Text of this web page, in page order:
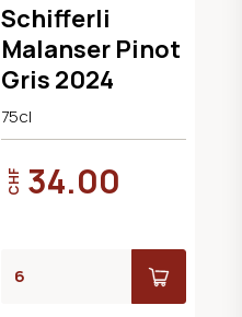
Schifferli
Malanser Pinot
Gris 2024
75cl
CHF 34.00